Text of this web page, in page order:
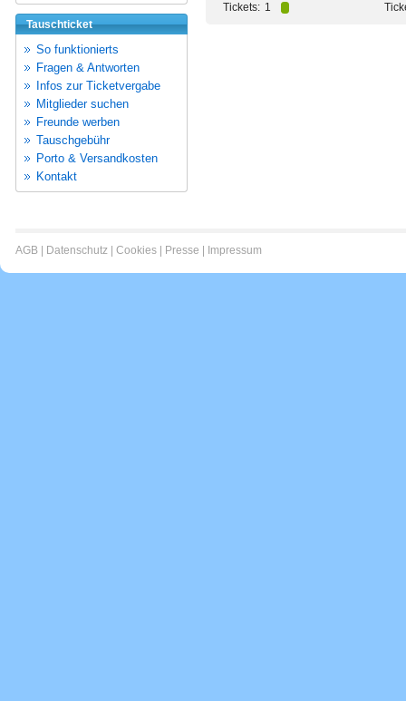
Tauschticket
So funktionierts
Fragen & Antworten
Infos zur Ticketvergabe
Mitglieder suchen
Freunde werben
Tauschgebühr
Porto & Versandkosten
Kontakt
Tickets: 1
AGB Datenschutz Cookies Presse Impressum